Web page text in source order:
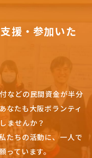
援・参加いた
などの民間資金が半分
あなたも大阪ボランティ
ませんか？
たちの活動に、一人で
っています。